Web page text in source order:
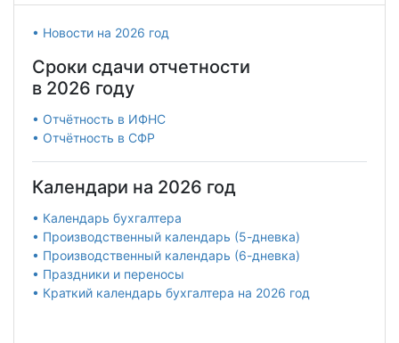
• Новости на 2026 год
Сроки сдачи отчетности
в 2026 году
• Отчётность в ИФНС
• Отчётность в СФР
Календари на 2026 год
• Календарь бухгалтера
• Производственный календарь (5-дневка)
• Производственный календарь (6-дневка)
• Праздники и переносы
• Краткий календарь бухгалтера на 2026 год